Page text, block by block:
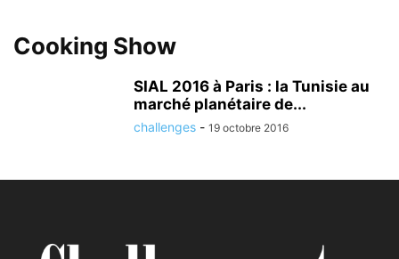
Cooking Show
SIAL 2016 à Paris : la Tunisie au
marché planétaire de...
challenges - 19 octobre 2016